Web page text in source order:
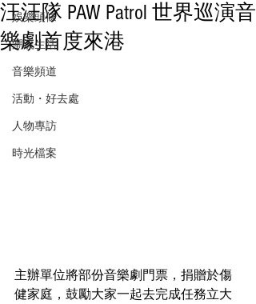
娛樂頭條
潮流生活
音樂頻道
活動・好去處
人物專訪
時光檔案
汪汪隊 PAW Patrol 世界巡演音
樂劇首度來港
主辦單位將部份音樂劇門票，捐贈於傷
健家庭，鼓勵大家一起去完成任務立大